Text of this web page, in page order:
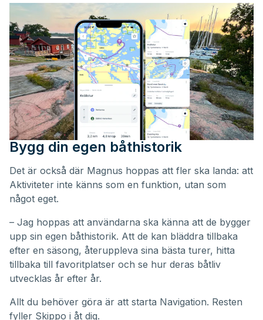
Bygg din egen båthistorik
Det är också där Magnus hoppas att fler ska landa: att
Aktiviteter inte känns som en funktion, utan som
något eget.
– Jag hoppas att användarna ska känna att de bygger
upp sin egen båthistorik. Att de kan bläddra tillbaka
efter en säsong, återuppleva sina bästa turer, hitta
tillbaka till favoritplatser och se hur deras båtliv
utvecklas år efter år.
Allt du behöver göra är att starta Navigation. Resten
fyller Skippo i åt dig.